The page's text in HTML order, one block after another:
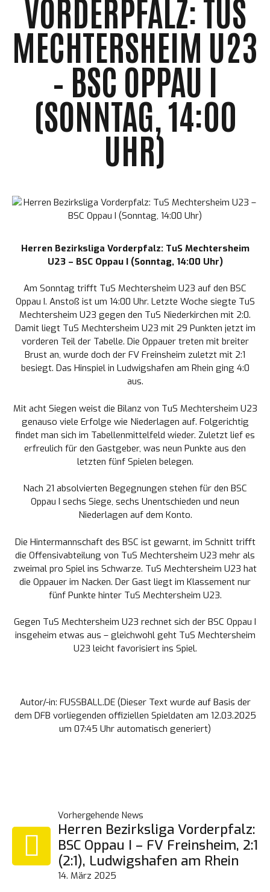
VORDERPFALZ: TUS
MECHTERSHEIM U23
– BSC OPPAU I
(SONNTAG, 14:00
UHR)
Herren Bezirksliga Vorderpfalz: TuS Mechtersheim
U23 – BSC Oppau I (Sonntag, 14:00 Uhr)
Am Sonntag trifft TuS Mechtersheim U23 auf den BSC
Oppau I. Anstoß ist um 14:00 Uhr. Letzte Woche siegte TuS
Mechtersheim U23 gegen den TuS Niederkirchen mit 2:0.
Damit liegt TuS Mechtersheim U23 mit 29 Punkten jetzt im
vorderen Teil der Tabelle. Die Oppauer treten mit breiter
Brust an, wurde doch der FV Freinsheim zuletzt mit 2:1
besiegt. Das Hinspiel in Ludwigshafen am Rhein ging 4:0
aus.
Mit acht Siegen weist die Bilanz von TuS Mechtersheim U23
genauso viele Erfolge wie Niederlagen auf. Folgerichtig
findet man sich im Tabellenmittelfeld wieder. Zuletzt lief es
erfreulich für den Gastgeber, was neun Punkte aus den
letzten fünf Spielen belegen.
Nach 21 absolvierten Begegnungen stehen für den BSC
Oppau I sechs Siege, sechs Unentschieden und neun
Niederlagen auf dem Konto.
Die Hintermannschaft des BSC ist gewarnt, im Schnitt trifft
die Offensivabteilung von TuS Mechtersheim U23 mehr als
zweimal pro Spiel ins Schwarze. TuS Mechtersheim U23 hat
die Oppauer im Nacken. Der Gast liegt im Klassement nur
fünf Punkte hinter TuS Mechtersheim U23.
Gegen TuS Mechtersheim U23 rechnet sich der BSC Oppau I
insgeheim etwas aus – gleichwohl geht TuS Mechtersheim
U23 leicht favorisiert ins Spiel.
Autor/-in: FUSSBALL.DE (Dieser Text wurde auf Basis der
dem DFB vorliegenden offiziellen Spieldaten am 12.03.2025
um 07:45 Uhr automatisch generiert)
BEITRAGSNAVIGATION
Vorhergehende News
Herren Bezirksliga Vorderpfalz:
BSC Oppau I – FV Freinsheim, 2:1
(2:1), Ludwigshafen am Rhein
14. März 2025